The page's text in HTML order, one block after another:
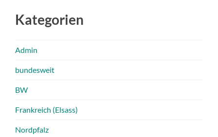
Kategorien
Admin
bundesweit
BW
Frankreich (Elsass)
Nordpfalz